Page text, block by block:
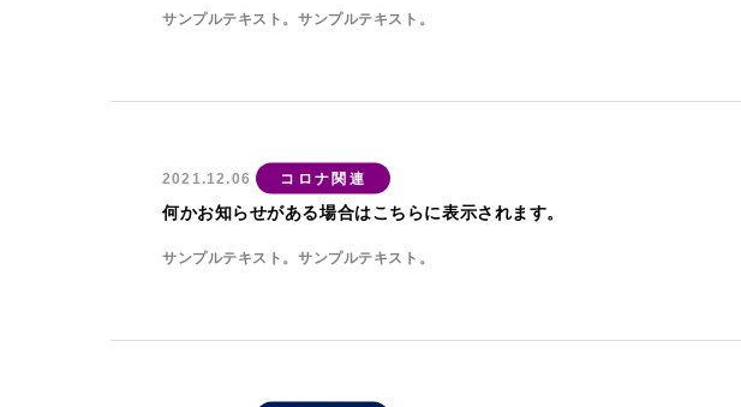
サンプルテキスト。サンプルテキスト。
2021.12.06 コロナ関連
何かお知らせがある場合はこちらに表示されます。
サンプルテキスト。サンプルテキスト。